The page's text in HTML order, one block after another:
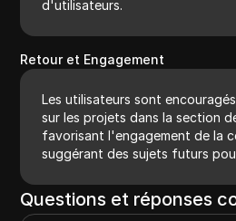
d'utilisateurs.
Retour et Engagement
Les utilisateurs sont
sur les projets dans la section
favorisant l'engagement de la
suggérant des sujets futurs
Questions et réponses